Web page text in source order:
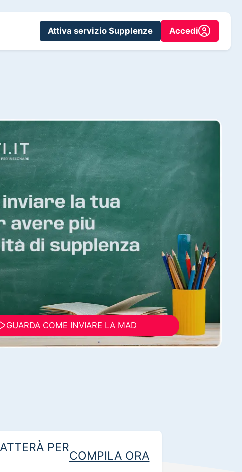
Attiva servizio Supplenze Accedi
GUARDA COME INVIARE LA MAD
PER
COMPILA ORA